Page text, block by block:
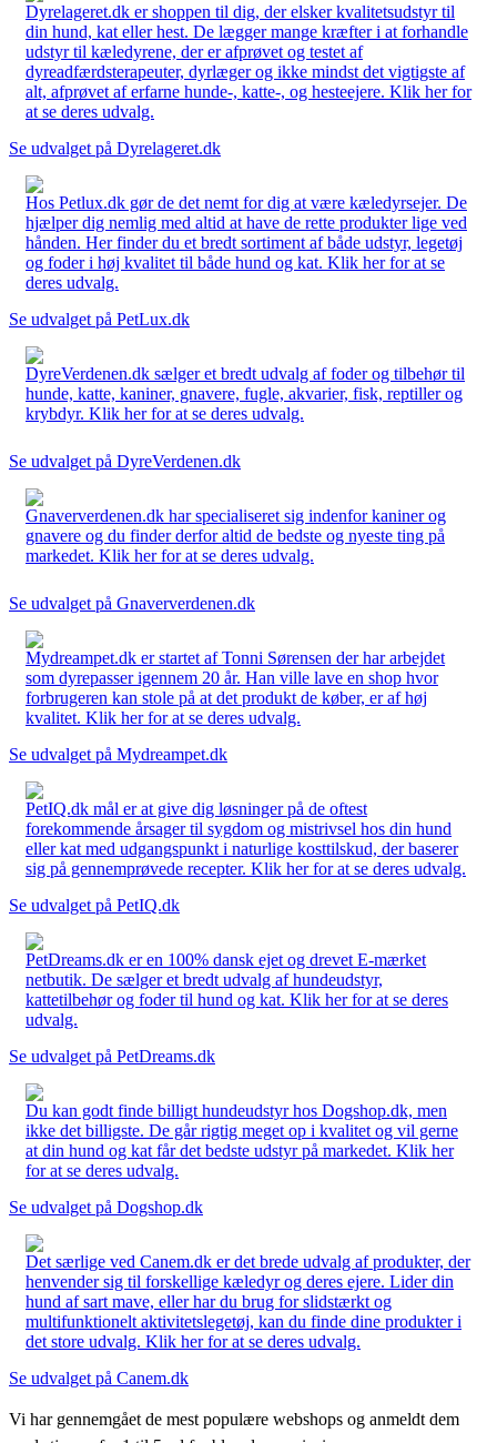
Dyrelageret.dk er shoppen til dig, der elsker kvalitetsudstyr til
din hund, kat eller hest. De lægger mange kræfter i at forhandle
udstyr til kæledyrene, der er afprøvet og testet af
dyreadfærdsterapeuter, dyrlæger og ikke mindst det vigtigste af
alt, afprøvet af erfarne hunde-, katte-, og hesteejere. Klik her for
at se deres udvalg.
Se udvalget på Dyrelageret.dk
Hos Petlux.dk gør de det nemt for dig at være kæledyrsejer. De
hjælper dig nemlig med altid at have de rette produkter lige ved
hånden. Her finder du et bredt sortiment af både udstyr, legetøj
og foder i høj kvalitet til både hund og kat. Klik her for at se
deres udvalg.
Se udvalget på PetLux.dk
DyreVerdenen.dk sælger et bredt udvalg af foder og tilbehør til
hunde, katte, kaniner, gnavere, fugle, akvarier, fisk, reptiller og
krybdyr. Klik her for at se deres udvalg.
Se udvalget på DyreVerdenen.dk
Gnaververdenen.dk har specialiseret sig indenfor kaniner og
gnavere og du finder derfor altid de bedste og nyeste ting på
markedet. Klik her for at se deres udvalg.
Se udvalget på Gnaververdenen.dk
Mydreampet.dk er startet af Tonni Sørensen der har arbejdet
som dyrepasser igennem 20 år. Han ville lave en shop hvor
forbrugeren kan stole på at det produkt de køber, er af høj
kvalitet. Klik her for at se deres udvalg.
Se udvalget på Mydreampet.dk
PetIQ.dk mål er at give dig løsninger på de oftest
forekommende årsager til sygdom og mistrivsel hos din hund
eller kat med udgangspunkt i naturlige kosttilskud, der baserer
sig på gennemprøvede recepter. Klik her for at se deres udvalg.
Se udvalget på PetIQ.dk
PetDreams.dk er en 100% dansk ejet og drevet E-mærket
netbutik. De sælger et bredt udvalg af hundeudstyr,
kattetilbehør og foder til hund og kat. Klik her for at se deres
udvalg.
Se udvalget på PetDreams.dk
Du kan godt finde billigt hundeudstyr hos Dogshop.dk, men
ikke det billigste. De går rigtig meget op i kvalitet og vil gerne
at din hund og kat får det bedste udstyr på markedet. Klik her
for at se deres udvalg.
Se udvalget på Dogshop.dk
Det særlige ved Canem.dk er det brede udvalg af produkter, der
henvender sig til forskellige kæledyr og deres ejere. Lider din
hund af sart mave, eller har du brug for slidstærkt og
multifunktionelt aktivitetslegetøj, kan du finde dine produkter i
det store udvalg. Klik her for at se deres udvalg.
Se udvalget på Canem.dk
Vi har gennemgået de mest populære webshops og anmeldt dem